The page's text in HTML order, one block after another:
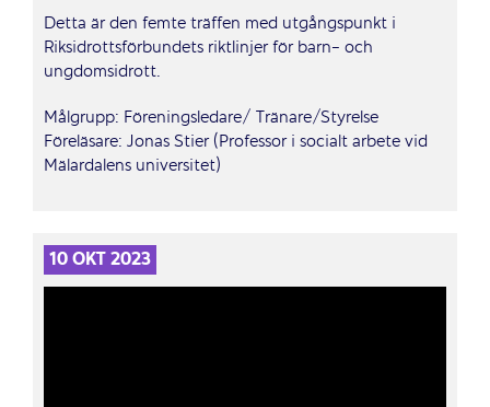
Detta är den femte träffen med utgångspunkt i
Riksidrottsförbundets riktlinjer för barn- och
ungdomsidrott.
Målgrupp: Föreningsledare/ Tränare/Styrelse
Föreläsare: Jonas Stier (Professor i socialt arbete vid
Mälardalens universitet)
10 OKT 2023